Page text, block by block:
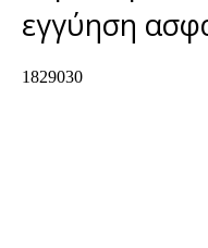
εγγύηση